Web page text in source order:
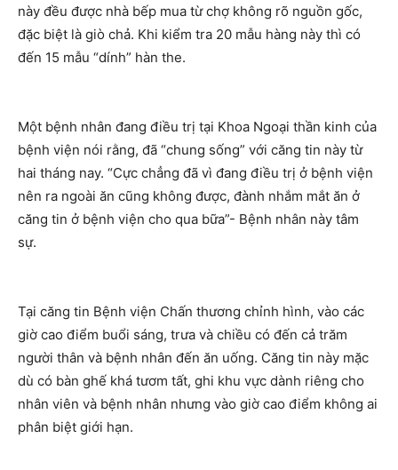
này đều được nhà bếp mua từ chợ không rõ nguồn gốc,
đặc biệt là giò chả. Khi kiểm tra 20 mẫu hàng này thì có
đến 15 mẫu “dính” hàn the.
Một bệnh nhân đang điều trị tại Khoa Ngoại thần kinh của
bệnh viện nói rằng, đã “chung sống” với căng tin này từ
hai tháng nay. “Cực chẳng đã vì đang điều trị ở bệnh viện
nên ra ngoài ăn cũng không được, đành nhắm mắt ăn ở
căng tin ở bệnh viện cho qua bữa”- Bệnh nhân này tâm
sự.
Tại căng tin Bệnh viện Chấn thương chỉnh hình, vào các
giờ cao điểm buổi sáng, trưa và chiều có đến cả trăm
người thân và bệnh nhân đến ăn uống. Căng tin này mặc
dù có bàn ghế khá tươm tất, ghi khu vực dành riêng cho
nhân viên và bệnh nhân nhưng vào giờ cao điểm không ai
phân biệt giới hạn.